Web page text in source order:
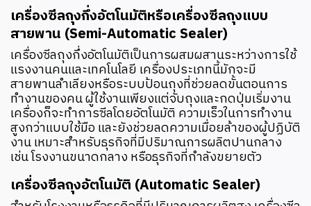
เครื่องซีลถุงกึ่งอัตโนมัติหรือเครื่องซีลถุงแบบ
สายพาน (Semi-Automatic Sealer)
เครื่องซีลถุงกึ่งอัตโนมัติเป็นการผสมผสานระหว่างการใช้
แรงงานคนและเทคโนโลยี เครื่องประเภทนี้มักจะมี
สายพานลำเลียงหรือระบบป้อนถุงที่ช่วยลดขั้นตอนการ
ทำงานของคน ผู้ใช้งานเพียงแต่จับถุงและกดปุ่มเริ่มงาน
เครื่องก็จะทำการซีลโดยอัตโนมัติ ความเร็วในการทำงาน
สูงกว่าแบบใช้มือ และยังช่วยลดความเมื่อยล้าของผู้ปฏิบัติ
งาน เหมาะสำหรับธุรกิจที่มีปริมาณการผลิตปานกลาง
เช่น โรงงานขนาดกลาง หรือธุรกิจที่กำลังขยายตัว
เครื่องซีลถุงอัตโนมัติ (Automatic Sealer)